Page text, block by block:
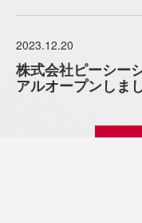
2023.12.20
株式会社ピーシー
アルオープンしま